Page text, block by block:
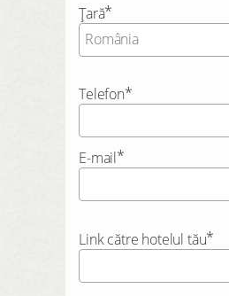
Țară*
România
Telefon*
E-mail*
Link către hotelul tău*